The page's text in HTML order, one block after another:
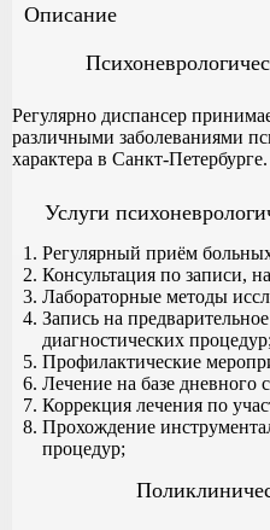
Описание
Регулярно диспансер
различными заболеваниями
характера в Санкт-Петербурге.
Услуги
Регулярный приём
Консультация по записи,
Лабораторные методы
Запись на
диагностических процедур;
Профилактические
Лечение на базе дневного
Коррекция лечения по
Прохождение
процедур;